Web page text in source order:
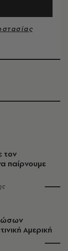
τον
παίρνουμε
Αμερική